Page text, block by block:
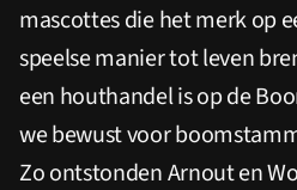
mascottes die het merk op
speelse manier tot leven
een houthandel is op de
we bewust voor
Zo ontstonden Arnout en